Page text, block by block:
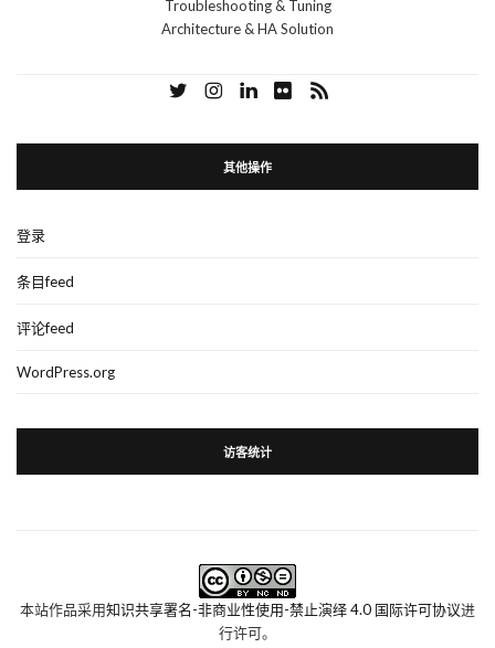
Troubleshooting & Tuning
Architecture & HA Solution
其他操作
登录
条目feed
评论feed
WordPress.org
访客统计
本站作品采用知识共享署名-非商业性使用-禁止演绎 4.0 国际许可协议进
行许可。